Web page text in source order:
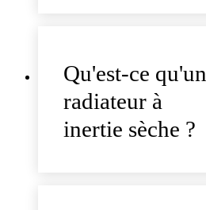
Qu'est-ce qu'un
radiateur à
inertie sèche ?